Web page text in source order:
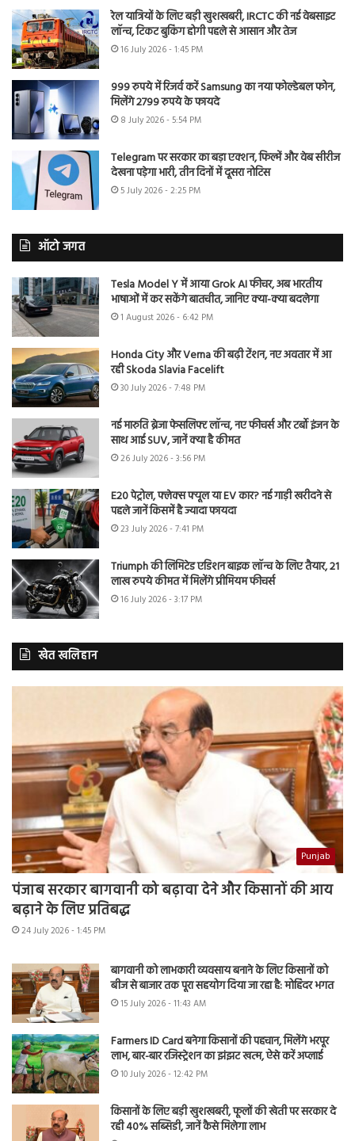
रेल यात्रियों के लिए बड़ी खुशखबरी, IRCTC की नई वेबसाइट
लॉन्च, टिकट बुकिंग होगी पहले से आसान और तेज
16 July 2026 - 1:45 PM
999 रुपये में रिजर्व करें Samsung का नया फोल्डेबल फोन,
मिलेंगे 2799 रुपये के फायदे
8 July 2026 - 5:54 PM
Telegram पर सरकार का बड़ा एक्शन, फिल्में और वेब सीरीज
देखना पड़ेगा भारी, तीन दिनों में दूसरा नोटिस
5 July 2026 - 2:25 PM
ऑटो जगत
Tesla Model Y में आया Grok AI फीचर, अब भारतीय
भाषाओं में कर सकेंगे बातचीत, जानिए क्या-क्या बदलेगा
1 August 2026 - 6:42 PM
Honda City और Verna की बढ़ी टेंशन, नए अवतार में आ
रही Skoda Slavia Facelift
30 July 2026 - 7:48 PM
नई मारुति ब्रेजा फेसलिफ्ट लॉन्च, नए फीचर्स और टर्बो इंजन के
साथ आई SUV, जानें क्या है कीमत
26 July 2026 - 3:56 PM
E20 पेट्रोल, फ्लेक्स फ्यूल या EV कार? नई गाड़ी खरीदने से
पहले जानें किसमें है ज्यादा फायदा
23 July 2026 - 7:41 PM
Triumph की लिमिटेड एडिशन बाइक लॉन्च के लिए तैयार, 21
लाख रुपये कीमत में मिलेंगे प्रीमियम फीचर्स
16 July 2026 - 3:17 PM
खेत खलिहान
Punjab
पंजाब सरकार बागवानी को बढ़ावा देने और किसानों की आय
बढ़ाने के लिए प्रतिबद्ध
24 July 2026 - 1:45 PM
बागवानी को लाभकारी व्यवसाय बनाने के लिए किसानों को
बीज से बाजार तक पूरा सहयोग दिया जा रहा है: मोहिंदर भगत
15 July 2026 - 11:43 AM
Farmers ID Card बनेगा किसानों की पहचान, मिलेंगे भरपूर
लाभ, बार-बार रजिस्ट्रेशन का झंझट खत्म, ऐसे करें अप्लाई
10 July 2026 - 12:42 PM
किसानों के लिए बड़ी खुशखबरी, फूलों की खेती पर सरकार दे
रही 40% सब्सिडी, जानें कैसे मिलेगा लाभ